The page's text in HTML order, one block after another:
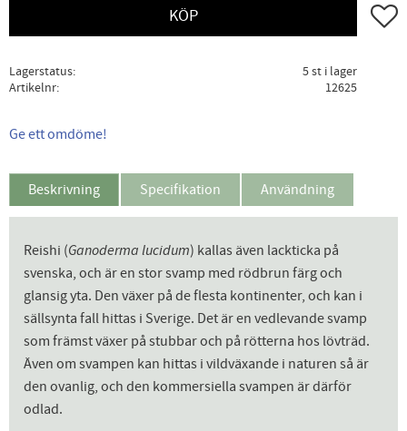
KÖP Lägg
Lagerstatus
5 st i lager
Artikelnr
12625
Ge ett omdöme!
Beskrivning Specifikation Användning
Reishi (Ganoderma lucidum) kallas även lackticka på
svenska, och är en stor svamp med rödbrun färg och
glansig yta. Den växer på de flesta kontinenter, och kan i
sällsynta fall hittas i Sverige. Det är en vedlevande svamp
som främst växer på stubbar och på rötterna hos lövträd.
Även om svampen kan hittas i vildväxande i naturen så är
den ovanlig, och den kommersiella svampen är därför
odlad.